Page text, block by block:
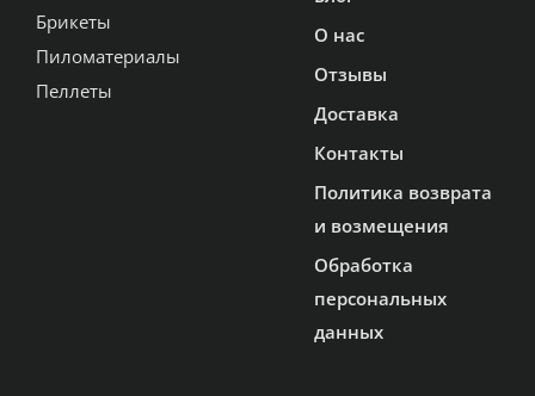
Брикеты
Пиломатериалы
Пеллеты
О нас
Отзывы
Доставка
Контакты
Политика возврата
и возмещения
Обработка
персональных
данных